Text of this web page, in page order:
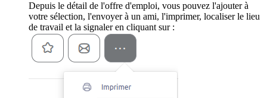
Depuis le détail de l'offre d'emploi, vous pouvez l'ajouter à
votre sélection, l'envoyer à un ami, l'imprimer, localiser le lieu
de travail et la signaler en cliquant sur :